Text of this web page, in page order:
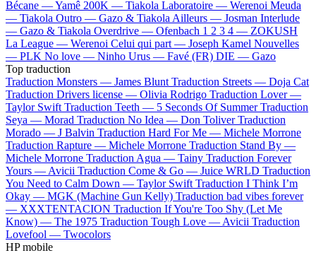
Bécane —Yamê 200K — Tiakola Laboratoire — Werenoi Meuda
— Tiakola Outro — Gazo & Tiakola Ailleurs — Josman Interlude
— Gazo & Tiakola Overdrive — Ofenbach 1 2 3 4 — ZOKUSH
La League — Werenoi Celui qui part — Joseph Kamel Nouvelles
— PLK No love — Ninho Urus — Favé (FR) DIE — Gazo
Top traduction
Traduction Monsters — James Blunt Traduction Streets — Doja Cat
Traduction Drivers license — Olivia Rodrigo Traduction Lover —
Taylor Swift Traduction Teeth — 5 Seconds Of Summer Traduction
Seya — Morad Traduction No Idea — Don Toliver Traduction
Morado — J Balvin Traduction Hard For Me — Michele Morrone
Traduction Rapture — Michele Morrone Traduction Stand By —
Michele Morrone Traduction Agua — Tainy Traduction Forever
Yours — Avicii Traduction Come & Go — Juice WRLD Traduction
You Need to Calm Down — Taylor Swift Traduction I Think I’m
Okay — MGK (Machine Gun Kelly) Traduction bad vibes forever
— XXXTENTACION Traduction If You're Too Shy (Let Me
Know) — The 1975 Traduction Tough Love — Avicii Traduction
Lovefool — Twocolors
HP mobile